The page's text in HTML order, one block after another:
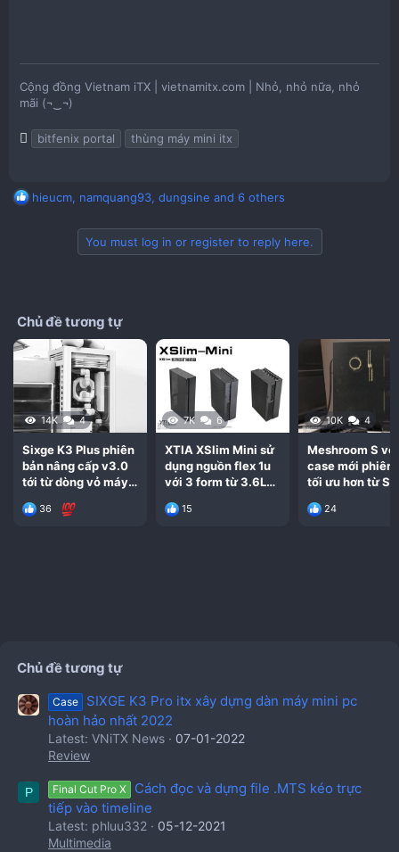
Cộng đồng Vietnam iTX | vietnamitx.com | Nhỏ, nhỏ nữa, nhỏ
mãi (¬‿¬)
T
s
bitfenix portal thùng máy mini itx
R
s
:
hieucm, namquang93, dungsine and 6 others
You must log in or register to reply here.
Chủ đề tương tự
14K 4
Sixge K3 Plus phiên
bản nâng cấp v3.0
tới từ dòng vỏ máy
36
7K 6
XTIA XSlim Mini sử
dụng nguồn flex 1u
với 3 form từ 3.6L
15
10K 4
Meshroom S vỏ
case mới phiên
tối ưu hơn từ
24
Chủ đề tương tự
Case
SIXGE K3 Pro itx xây dựng dàn máy mini pc
hoàn hảo nhất 2022
Latest: VNiTX News
07-01-2022
Review
P Final Cut Pro X
Cách đọc và dựng file .MTS kéo trực
tiếp vào timeline
Latest: phluu332
05-12-2021
Multimedia